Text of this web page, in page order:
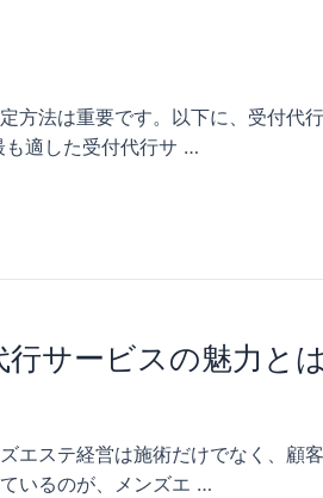
方法は重要です。以下に、受付代
も適した受付代行サ …
サービスの魅力とは
エステ経営は施術だけでなく、顧
いるのが、メンズエ …